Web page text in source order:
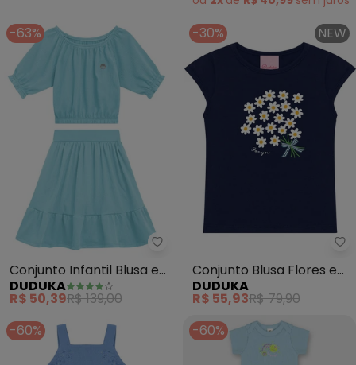
-63%
Duduka - Conjunto Infantil
Conjunto Infantil Blusa e
Short Menina (Azul)
DUDUKA
R$ 50,39R$ 139,00
-30% NEW
Conjunto Blusa Flores e
Short Rotativo (Azul )
DUDUKA
R$ 55,93R$ 79,90
-60%
-60%